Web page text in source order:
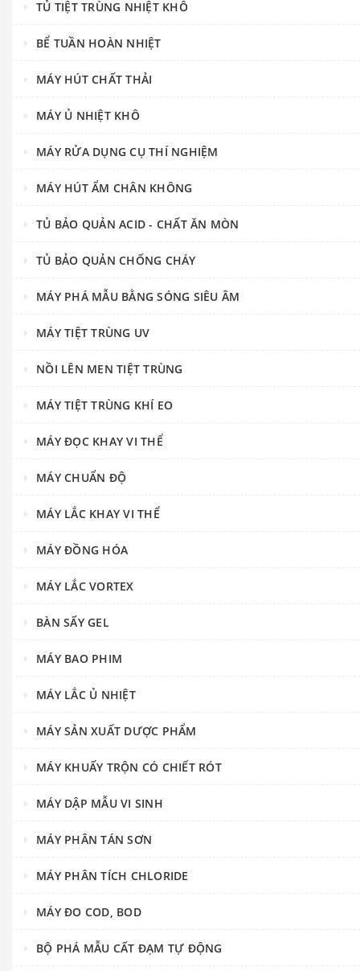
TỦ TIỆT TRÙNG NHIỆT KHÔ
BỂ TUẦN HOÀN NHIỆT
MÁY HÚT CHẤT THẢI
MÁY Ủ NHIỆT KHÔ
MÁY RỬA DỤNG CỤ THÍ NGHIỆM
MÁY HÚT ẨM CHÂN KHÔNG
TỦ BẢO QUẢN ACID - CHẤT ĂN MÒN
TỦ BẢO QUẢN CHỐNG CHÁY
MÁY PHÁ MẪU BẰNG SÓNG SIÊU ÂM
MÁY TIỆT TRÙNG UV
NỒI LÊN MEN TIỆT TRÙNG
MÁY TIỆT TRÙNG KHÍ EO
MÁY ĐỌC KHAY VI THỂ
MÁY CHUẨN ĐỘ
MÁY LẮC KHAY VI THỂ
MÁY ĐỒNG HÓA
MÁY LẮC VORTEX
BÀN SẤY GEL
MÁY BAO PHIM
MÁY LẮC Ủ NHIỆT
MÁY SẢN XUẤT DƯỢC PHẨM
MÁY KHUẤY TRỘN CÓ CHIẾT RÓT
MÁY DẬP MẪU VI SINH
MÁY PHÂN TÁN SƠN
MÁY PHÂN TÍCH CHLORIDE
MÁY ĐO COD, BOD
BỘ PHÁ MẪU CẤT ĐẠM TỰ ĐỘNG